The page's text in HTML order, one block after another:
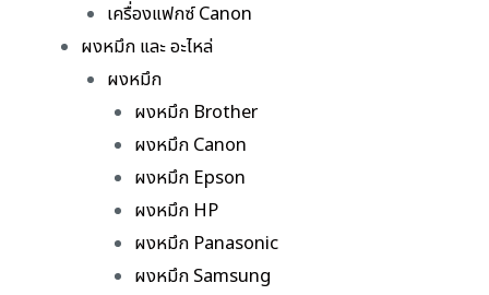
เครื่องแฟกซ์ Canon
ผงหมึก และ อะไหล่
ผงหมึก
ผงหมึก Brother
ผงหมึก Canon
ผงหมึก Epson
ผงหมึก HP
ผงหมึก Panasonic
ผงหมึก Samsung